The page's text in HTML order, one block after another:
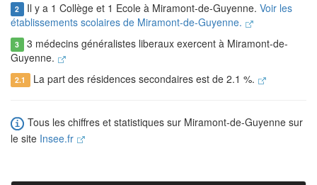
2 Il y a 1 Collège et 1 Ecole à Miramont-de-Guyenne. Voir les
établissements scolaires de Miramont-de-Guyenne.
3 3 médecins généralistes liberaux exercent à Miramont-de-
Guyenne.
2.1 La part des résidences secondaires est de 2.1 %.
Tous les chiffres et statistiques sur Miramont-de-Guyenne sur
le site Insee.fr